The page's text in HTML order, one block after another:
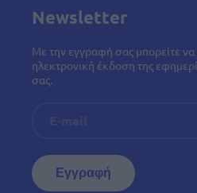
Newsletter
Με την εγγραφή σας μπορείτε
ηλεκτρονική έκδοση της
σας.